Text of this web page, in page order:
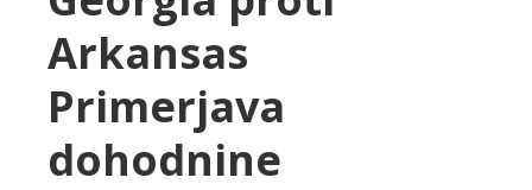
Arkansas
Primerjava
dohodnine